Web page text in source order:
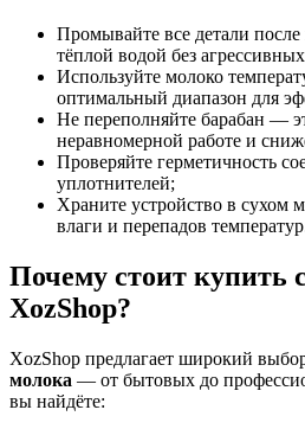
Промывайте все детали
тёплой водой без
Используйте молоко
оптимальный диапазон для
Не переполняйте барабан —
неравномерной работе и
Проверяйте герметичность
уплотнителей;
Храните устройство в сухом
влаги и перепадов
Почему стоит купить
XozShop?
XozShop предлагает широкий
молока — от бытовых до
вы найдёте: